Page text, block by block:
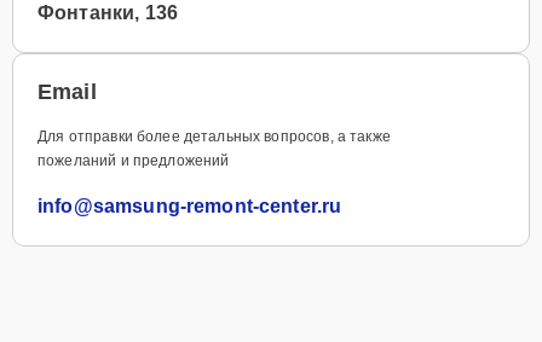
Фонтанки, 136
Email
Для отправки более детальных вопросов, а также
пожеланий и предложений
info@samsung-remont-center.ru